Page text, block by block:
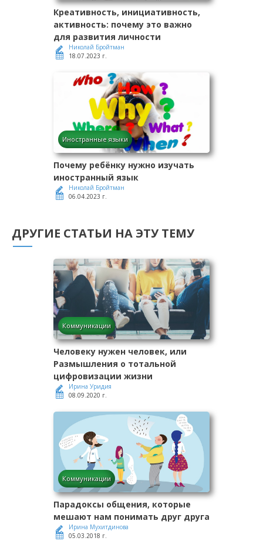
Креативность, инициативность,
активность: почему это важно
для развития личности
Николай Бройтман
18.07.2023 г.
Иностранные языки
Почему ребёнку нужно изучать
иностранный язык
Николай Бройтман
06.04.2023 г.
ДРУГИЕ СТАТЬИ НА ЭТУ ТЕМУ
Коммуникации
Человеку нужен человек, или
Размышления о тотальной
цифровизации жизни
Ирина Уридия
08.09.2020 г.
Коммуникации
Парадоксы общения, которые
мешают нам понимать друг друга
Ирина Мухитдинова
05.03.2018 г.